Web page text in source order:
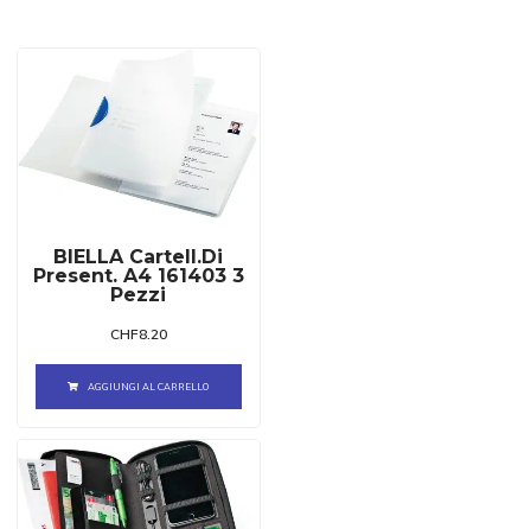
BIELLA Cartell.di
Present. A4 161403 3
Pezzi
CHF8.20
AGGIUNGI AL CARRELLO